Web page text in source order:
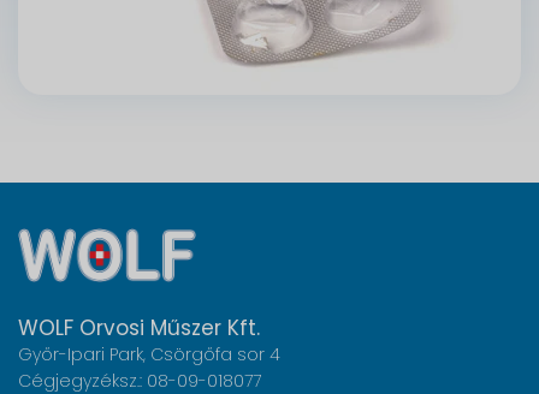
WOLF Orvosi Műszer Kft.
Győr-Ipari Park, Csörgőfa sor 4
Cégjegyzéksz.: 08-09-018077